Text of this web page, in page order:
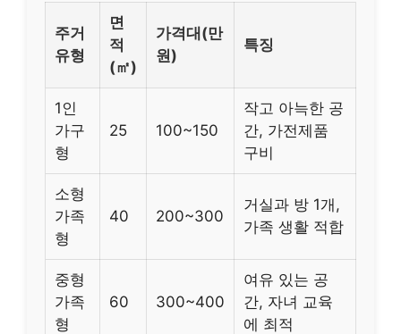
주거
유형
면
적
(㎡)
가격대(만
원)
특징
1인
가구
형
25 100~150
작고 아늑한 공
간, 가전제품
구비
소형
가족
형
40 200~300
거실과 방 1개,
가족 생활 적합
중형
가족
형
60 300~400
여유 있는 공
간, 자녀 교육
에 최적